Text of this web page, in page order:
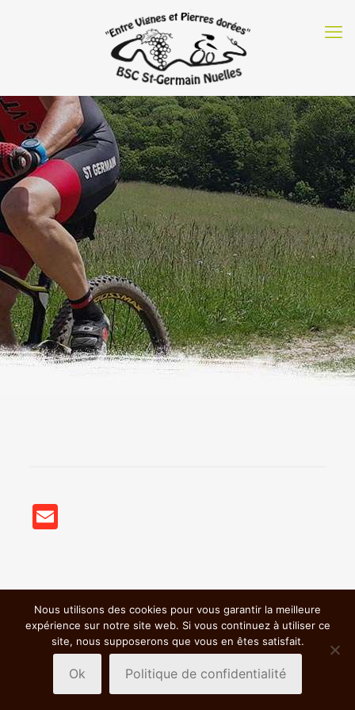
Email
© 2018 BSC VTT St Germain Nuelles | Mentions légales &
Politiques de confidentialité|
Nous utilisons des cookies pour vous garantir la meilleure
expérience sur notre site web. Si vous continuez à utiliser ce
site, nous supposerons que vous en êtes satisfait.
Ok Politique de confidentialité